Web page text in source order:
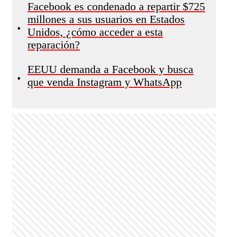
•
Facebook es condenado a repartir $725
millones a sus usuarios en Estados
Unidos, ¿cómo acceder a esta
reparación?
•
EEUU demanda a Facebook y busca
que venda Instagram y WhatsApp